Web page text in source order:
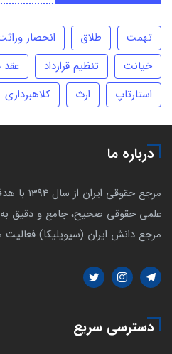
تهمت طلاق انحصار
خیانت
تنظیم قرارداد عقد
استارتاپ
ارث کلاهبرداری
درباره ما
مرجع
علمی حقوقی صحیح، جامع و دقیق
مرجع دانش ایران (سیویلیکا)
دسترسی سریع